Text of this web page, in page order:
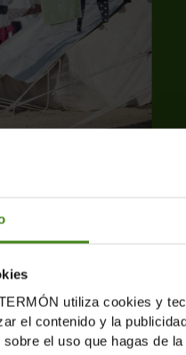
utiliza cookies y
el contenido y la
el uso que hagas de